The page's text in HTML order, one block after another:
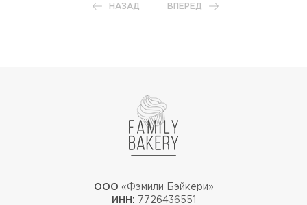
НАЗАД ВПЕРЕД
ООО «Фэмили Бэйкери»
ИНН: 7726436551